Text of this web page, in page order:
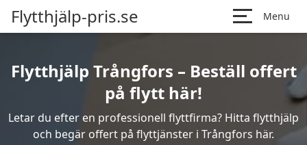
Flytthjälp-pris.se Menu
Flytthjälp Trångfors – Beställ offert
på flytt här!
Letar du efter en professionell flyttfirma? Hitta flytthjälp
och begär offert på flyttjänster i Trångfors här.